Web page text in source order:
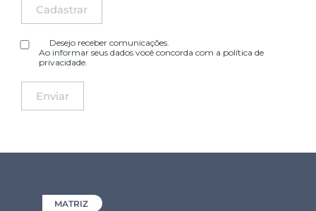
Desejo receber comunicações.
Ao informar seus dados você concorda com a política de
privacidade.
MATRIZ